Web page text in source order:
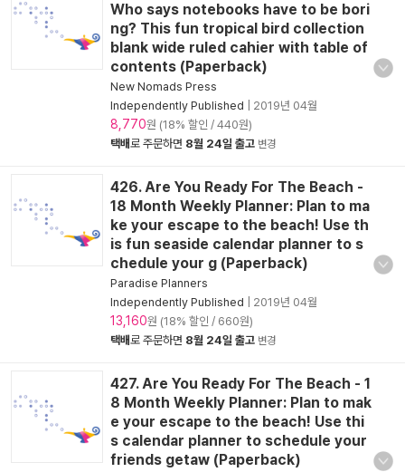
Who says notebooks have to be bori
ng? This fun tropical bird collection
blank wide ruled cahier with table of
contents (Paperback)
New Nomads Press
Independently Published
2019년 04월
8,770원 (18% 할인 / 440원)
택배로 주문하면 8월 24일 출고 변경
426. Are You Ready For The Beach -
18 Month Weekly Planner: Plan to ma
ke your escape to the beach! Use th
is fun seaside calendar planner to s
chedule your g (Paperback)
Paradise Planners
Independently Published
2019년 04월
13,160원 (18% 할인 / 660원)
택배로 주문하면 8월 24일 출고 변경
427. Are You Ready For The Beach - 1
8 Month Weekly Planner: Plan to mak
e your escape to the beach! Use thi
s calendar planner to schedule your
friends getaw (Paperback)